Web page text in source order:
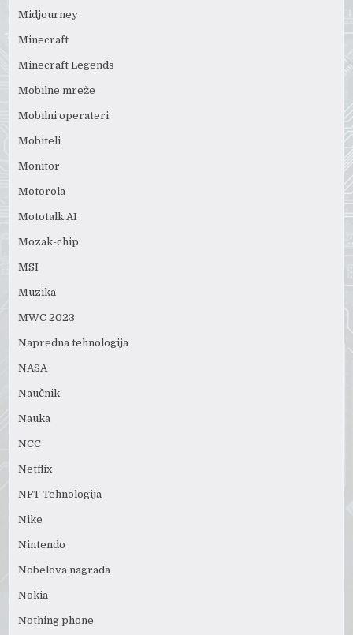
Midjourney
Minecraft
Minecraft Legends
Mobilne mreže
Mobilni operateri
Mobiteli
Monitor
Motorola
Mototalk AI
Mozak-chip
MSI
Muzika
MWC 2023
Napredna tehnologija
NASA
Naučnik
Nauka
NCC
Netflix
NFT Tehnologija
Nike
Nintendo
Nobelova nagrada
Nokia
Nothing phone